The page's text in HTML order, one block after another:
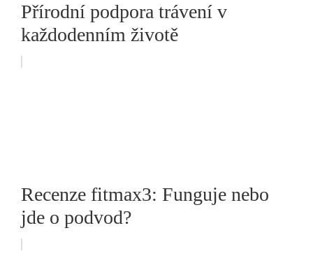
Přírodní podpora trávení v
každodenním životě
Recenze fitmax3: Funguje nebo
jde o podvod?